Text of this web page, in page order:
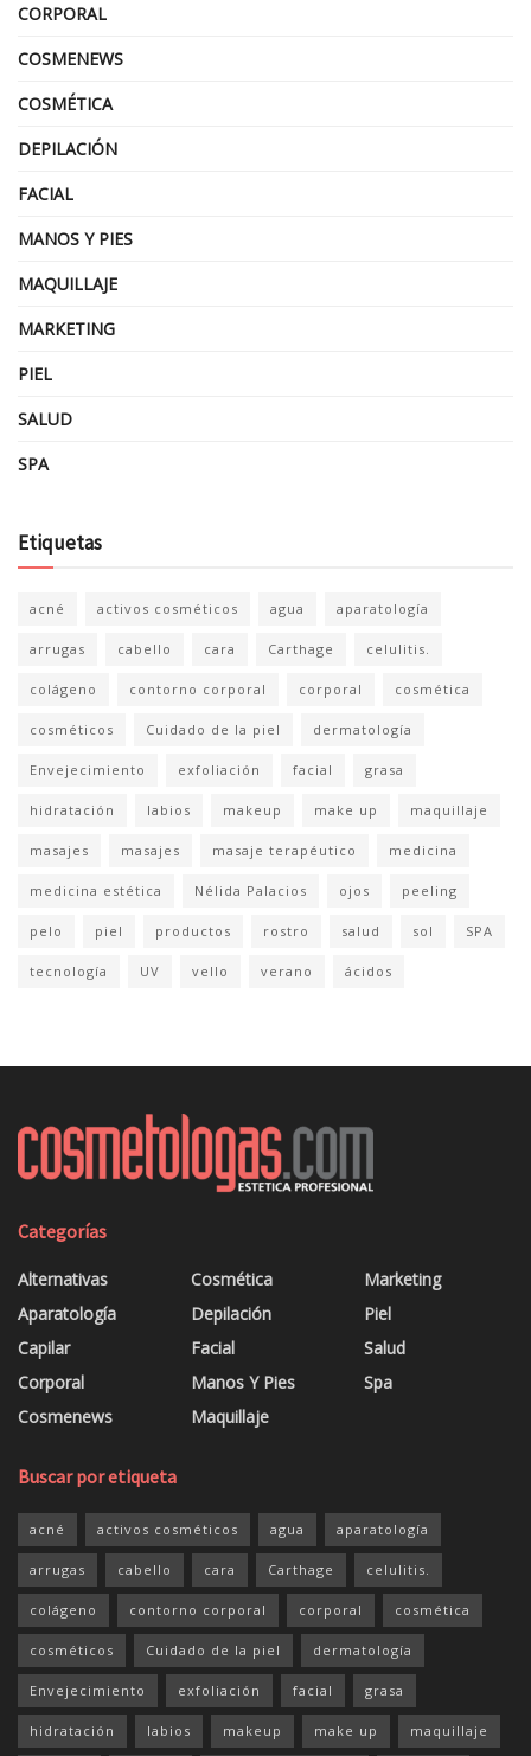
CORPORAL
COSMENEWS
COSMÉTICA
DEPILACIÓN
FACIAL
MANOS Y PIES
MAQUILLAJE
MARKETING
PIEL
SALUD
SPA
Etiquetas
acné activos cosméticos agua aparatología
arrugas cabello cara Carthage celulitis.
colágeno contorno corporal corporal cosmética
cosméticos Cuidado de la piel dermatología
Envejecimiento exfoliación facial grasa
hidratación labios makeup make up maquillaje
masajes masajes masaje terapéutico medicina
medicina estética Nélida Palacios ojos peeling
pelo piel productos rostro salud sol SPA
tecnología UV vello verano ácidos
Categorías
Alternativas
Aparatología
Capilar
Corporal
Cosmenews
Cosmética
Depilación
Facial
Manos Y Pies
Maquillaje
Marketing
Piel
Salud
Spa
Buscar por etiqueta
acné activos cosméticos agua aparatología
arrugas cabello cara Carthage celulitis.
colágeno contorno corporal corporal cosmética
cosméticos Cuidado de la piel dermatología
Envejecimiento exfoliación facial grasa
hidratación labios makeup make up maquillaje